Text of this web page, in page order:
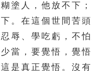
502 503
507 508
512 513
塗人，他放不下
。在這個世間苦
辱、學吃虧，不
當，要覺悟，覺
是真正覺悟。沒